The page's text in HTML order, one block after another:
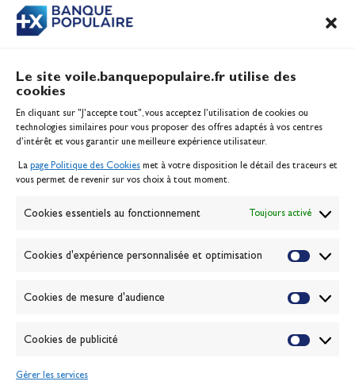
Le site voile.banquepopulaire.fr utilise des
cookies
En cliquant sur "J'accepte tout", vous acceptez l’utilisation de cookies ou
technologies similaires pour vous proposer des offres adaptés à vos centres
d’intérêt et vous garantir une meilleure expérience utilisateur.
La page Politique des Cookies met à votre disposition le détail des traceurs et
vous permet de revenir sur vos choix à tout moment.
Cookies essentiels au fonctionnement Toujours activé
Cookies d'expérience personnalisée et optimisation
Cookies de mesure d'audience
Cookies de publicité
Gérer les services
Inscription serveur média
Contact
Politique des cookies
Banque de la voile
Passion Voile TV
ABONNEZ-VOUS